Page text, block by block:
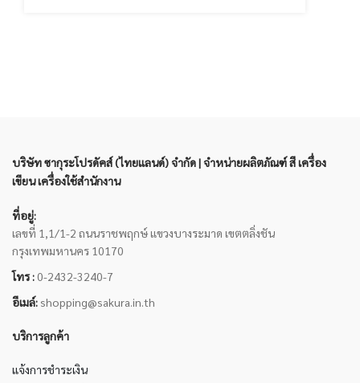
บริษัท ซากุระโปรดัคส์ (ไทยแลนด์) จำกัด | จำหน่ายผลิตภัณฑ์ สี เครื่อง
เขียน เครื่องใช้สำนักงาน
ที่อยู่:
เลขที่ 1,1/1-2 ถนนราชพฤกษ์ แขวงบางระมาด เขตตลิ่งชัน
กรุงเทพมหานคร 10170
โทร : 0-2432-3240-7
อีเมล์: shopping@sakura.in.th
บริการลูกค้า
แจ้งการชำระเงิน